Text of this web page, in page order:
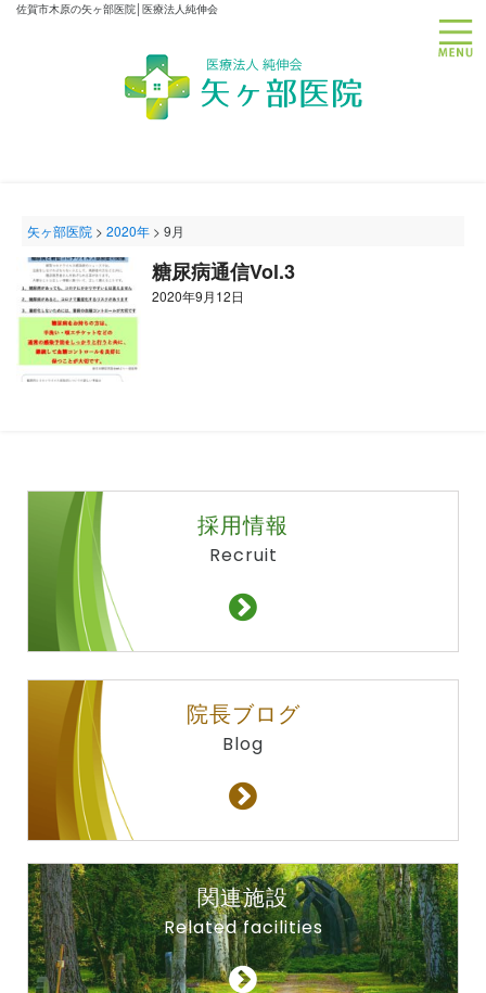
佐賀市木原の矢ヶ部医院│医療法人純伸会
矢ヶ部医院 > 2020年 > 9月
糖尿病通信Vol.3
2020年9月12日
採用情報
Recruit
院長ブログ
Blog
関連施設
Related facilities